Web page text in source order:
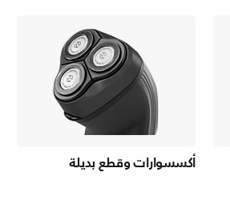
أكسسوارات وقطع بديلة